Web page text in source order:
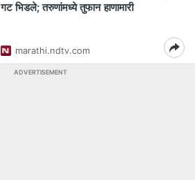
गट भिडले; तरुणांमध्ये तुफान हाणामारी
marathi.ndtv.com
ADVERTISEMENT